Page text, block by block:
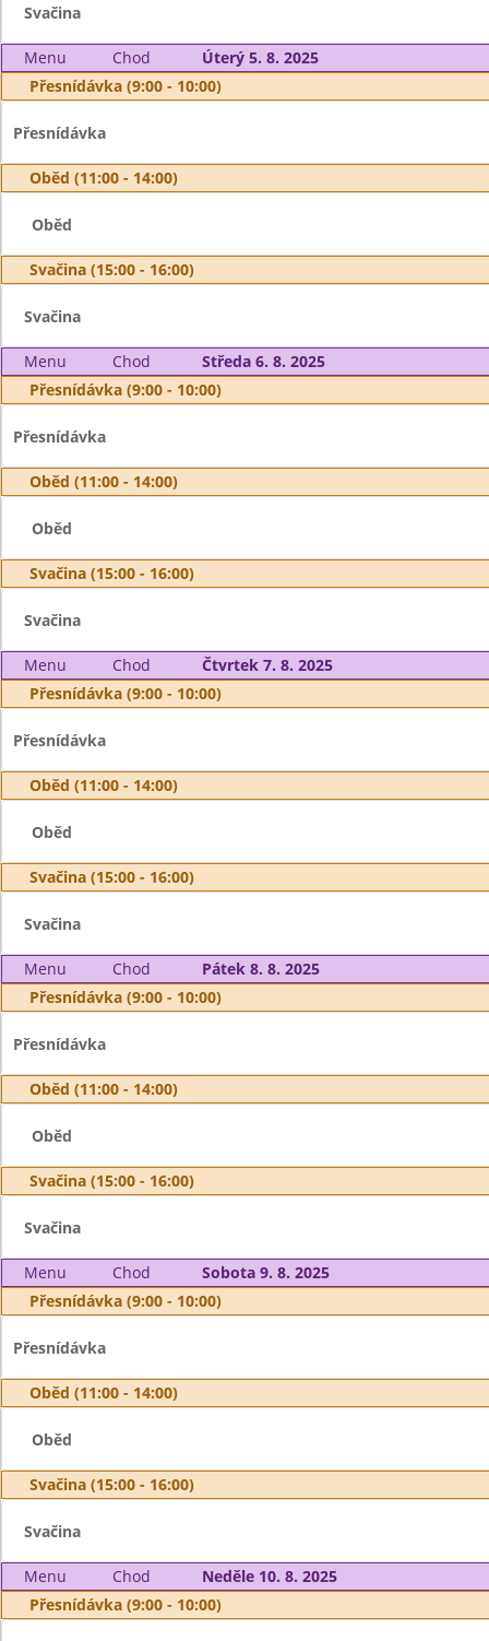
Svačina
Menu Chod
Úterý 5. 8. 2025
Přesnídávka (9:00 - 10:00)
Přesnídávka
Oběd (11:00 - 14:00)
Oběd
Svačina (15:00 - 16:00)
Svačina
Menu Chod
Středa 6. 8. 2025
Přesnídávka (9:00 - 10:00)
Přesnídávka
Oběd (11:00 - 14:00)
Oběd
Svačina (15:00 - 16:00)
Svačina
Menu Chod
Čtvrtek 7. 8. 2025
Přesnídávka (9:00 - 10:00)
Přesnídávka
Oběd (11:00 - 14:00)
Oběd
Svačina (15:00 - 16:00)
Svačina
Menu Chod
Pátek 8. 8. 2025
Přesnídávka (9:00 - 10:00)
Přesnídávka
Oběd (11:00 - 14:00)
Oběd
Svačina (15:00 - 16:00)
Svačina
Menu Chod
Sobota 9. 8. 2025
Přesnídávka (9:00 - 10:00)
Přesnídávka
Oběd (11:00 - 14:00)
Oběd
Svačina (15:00 - 16:00)
Svačina
Menu Chod
Neděle 10. 8. 2025
Přesnídávka (9:00 - 10:00)